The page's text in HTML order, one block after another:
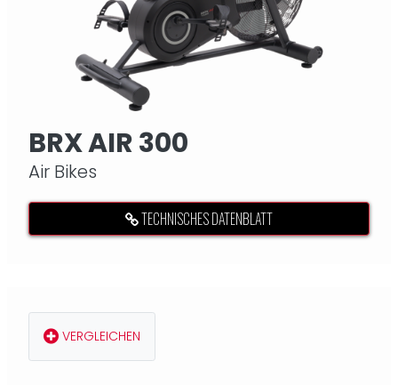
BRX AIR 300
Air Bikes
TECHNISCHES DATENBLATT
VERGLEICHEN